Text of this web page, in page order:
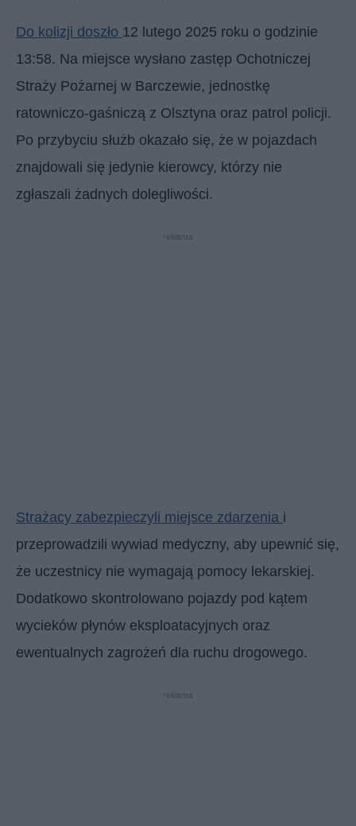
Do kolizji doszło 12 lutego 2025 roku o godzinie
13:58. Na miejsce wysłano zastęp Ochotniczej
Straży Pożarnej w Barczewie, jednostkę
ratowniczo-gaśniczą z Olsztyna oraz patrol policji.
Po przybyciu służb okazało się, że w pojazdach
znajdowali się jedynie kierowcy, którzy nie
zgłaszali żadnych dolegliwości.
reklama
Strażacy zabezpieczyli miejsce zdarzenia i
przeprowadzili wywiad medyczny, aby upewnić się,
że uczestnicy nie wymagają pomocy lekarskiej.
Dodatkowo skontrolowano pojazdy pod kątem
wycieków płynów eksploatacyjnych oraz
ewentualnych zagrożeń dla ruchu drogowego.
reklama